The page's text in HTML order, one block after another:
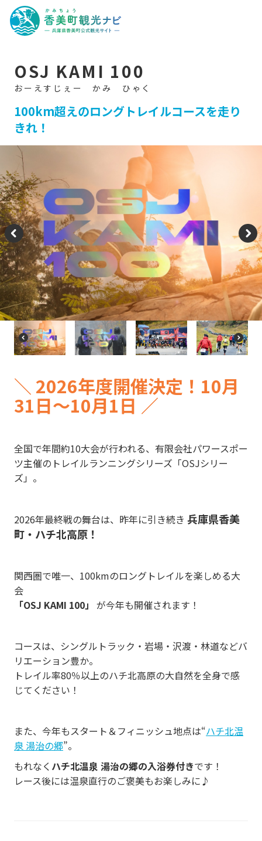
香
美
町
ナ
ビ
-
兵
庫
県
香
美
公
式
観
光
サ
イ
ト
-
OSJ KAMI 100
100km超えのロングトレイルコースを走り
きれ！
P
re
vi
o
u
s
N
e
xt
P
r
o
u
s
N
e
＼ 2026年度開催決定！10月
31日〜10月1日 ／
全国で年間約10大会が行われる、有限会社パワースポー
ツ主催のトレイルランニングシリーズ「OSJシリー
ズ」。
2026年最終戦の舞台は、昨年に引き続き 兵庫県香美
町・ハチ北高原 ！
関西圏で唯一、100kmのロングトレイルを楽しめる大
会
「OSJ KAMI 100」 が今年も開催されます！
コースは、シングルトラック・岩場・沢渡・林道などバ
リエーション豊か。
トレイル率80％以上のハチ北高原の大自然を全身で感
じてください！
また、今年もスタート＆フィニッシュ地点は“ハチ北温
泉 湯治の郷”。
もれなく ハチ北温泉 湯治の郷の入浴券付きです！
レース後には温泉直行のご褒美もお楽しみに♪